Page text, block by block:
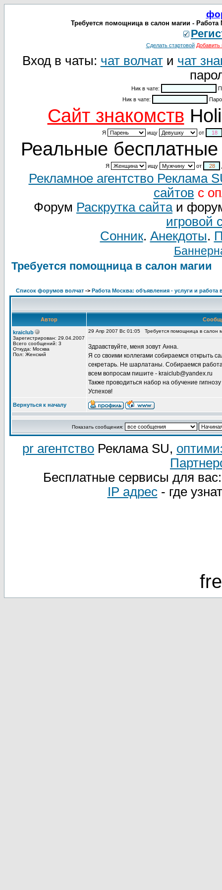
Требуется помощница в салон магии -
Сделать стартовой Добавить
Вход в чаты: чат волчати чат
Ник в чате:
Ник в чате:
Cайт знакомств
Я ищу от
Реальные бесплатные
Я ищу от
Рекламное агентство Реклама
сайтов с
Форум Раскрутка сайтаи
игровой
Сонник. Анекдоты.
Требуется помощница в салон магии
Список форумов волчат -> Работа Москва: объявления - услуги и работа
Автор
kraiclub
Зарегистрирован: 29.04.2007
Всего сообщений: 3
Откуда: Москва
Пол: Женский
29 Апр 2007 Вс 01:05 Требуется помощница в салон
Здравствуйте, меня зовут Анна.
Я со своими коллегами собираемся открыть
секретарь. Не шарлатаны. Собираемся
всем вопросам пишите - kraiclub@yandex.ru
Также проводиться набор на обучение
Успехов!
Вернуться к началу
Показать сообщения:
pr агентство Реклама SU,
Бесплатные сервисы для
IP адрес- где